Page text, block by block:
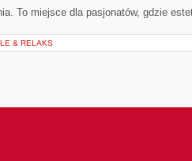
To miejsce dla pasjonatów, gdzie
& RELAKS